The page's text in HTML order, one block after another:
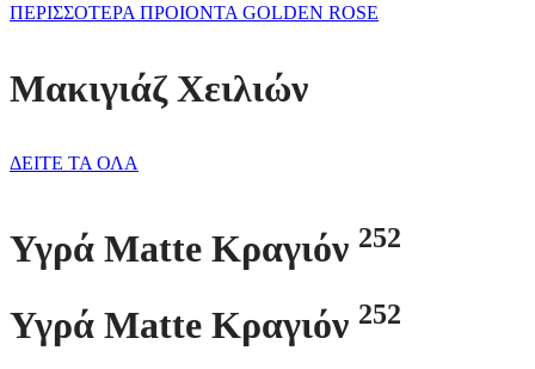
ΠΕΡΙΣΣΟΤΕΡΑ ΠΡΟΙΟΝΤΑ GOLDEN ROSE
Μακιγιάζ Χειλιών
ΔΕΙΤΕ ΤΑ ΟΛΑ
Υγρά Matte Κραγιόν 252
Υγρά Matte Κραγιόν 252